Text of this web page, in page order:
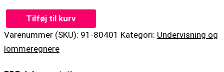
Tilføj til kurv
Varenummer (SKU): 91-80401 Kategori: Undervisning og
lommeregnere